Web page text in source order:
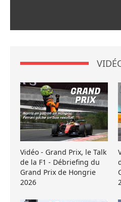
Vidéo - Grand Prix, le Talk
de la F1 - Débriefing du
Grand Prix de Hongrie
2026